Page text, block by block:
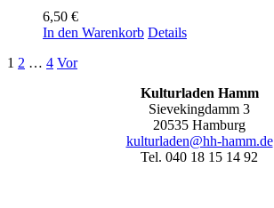
6,50 €
In den Warenkorb Details
1 2 … 4 Vor
Kulturladen Hamm
Sievekingdamm 3
20535 Hamburg
kulturladen@hh-hamm.de
Tel. 040 18 15 14 92